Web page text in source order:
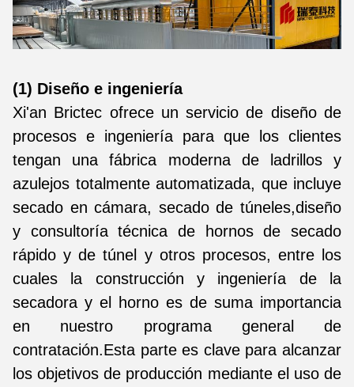
(1) Diseño e ingeniería
Xi'an Brictec ofrece un servicio de diseño de
procesos e ingeniería para que los clientes
tengan una fábrica moderna de ladrillos y
azulejos totalmente automatizada, que incluye
secado en cámara, secado de túneles,diseño
y consultoría técnica de hornos de secado
rápido y de túnel y otros procesos, entre los
cuales la construcción y ingeniería de la
secadora y el horno es de suma importancia
en nuestro programa general de
contratación.Esta parte es clave para alcanzar
los objetivos de producción mediante el uso de